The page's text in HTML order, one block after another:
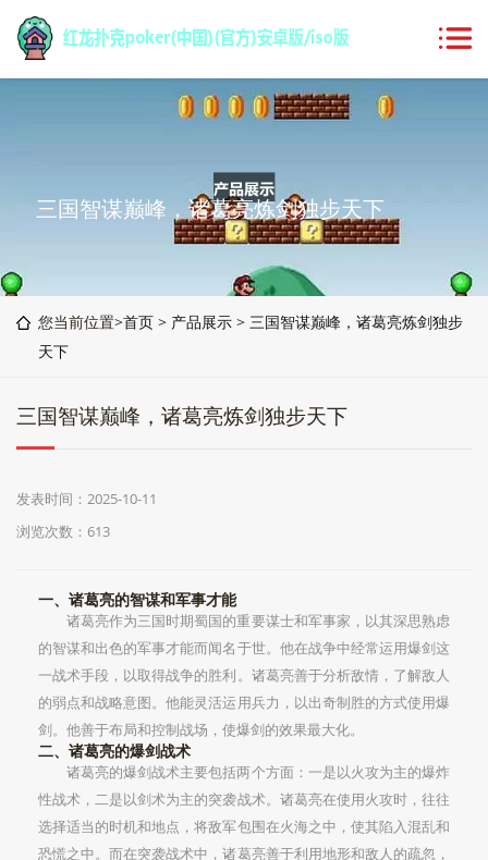
三国智谋巅峰，诸葛亮炼剑独步天下
您当前位置>首页 > 产品展示 > 三国智谋巅峰，诸葛亮炼剑独步
天下
三国智谋巅峰，诸葛亮炼剑独步天下
发表时间：2025-10-11
浏览次数：613
一、诸葛亮的智谋和军事才能
诸葛亮作为三国时期蜀国的重要谋士和军事家，以其深思熟虑
的智谋和出色的军事才能而闻名于世。他在战争中经常运用爆剑这
一战术手段，以取得战争的胜利。诸葛亮善于分析敌情，了解敌人
的弱点和战略意图。他能灵活运用兵力，以出奇制胜的方式使用爆
剑。他善于布局和控制战场，使爆剑的效果最大化。
二、诸葛亮的爆剑战术
诸葛亮的爆剑战术主要包括两个方面：一是以火攻为主的爆炸
性战术，二是以剑术为主的突袭战术。诸葛亮在使用火攻时，往往
选择适当的时机和地点，将敌军包围在火海之中，使其陷入混乱和
恐慌之中。而在突袭战术中，诸葛亮善于利用地形和敌人的疏忽，